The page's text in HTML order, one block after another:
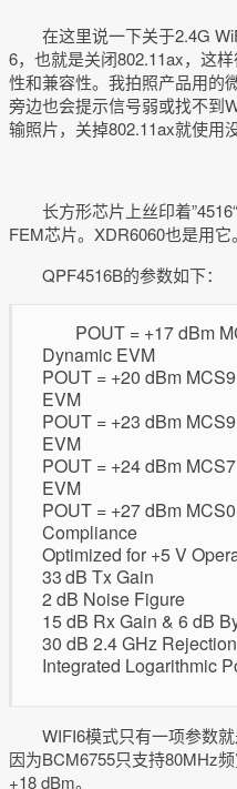
在这里说一下关于2.4G
6，也就是关闭802.11ax，这
性和兼容性。我拍照产品用的
旁边也会提示信号弱或找不到
输照片，关掉802.11ax就使用
长方形芯片上丝印着
FEM芯片。XDR6060也是用它。
QPF4516B的参数如下：
POUT = +17 dBm
Dynamic EVM
POUT = +20 dBm
EVM
POUT = +23 dBm
EVM
POUT = +24 dBm
EVM
POUT = +27 dBm
Compliance
Optimized for +5 V
33 dB Tx Gain
2 dB Noise Figure
15 dB Rx Gain & 6 dB
30 dB 2.4 GHz
Integrated Logarithmic
WIFI6模式只有一项参数
因为BCM6755只支持80MHz
+18 dBm。